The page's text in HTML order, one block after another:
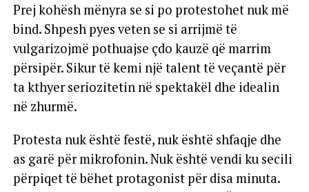
Prej kohësh mënyra se si po protestohet nuk më
bind. Shpesh pyes veten se si arrijmë të
vulgarizojmë pothuajse çdo kauzë që marrim
përsipër. Sikur të kemi një talent të veçantë për
ta kthyer seriozitetin në spektakël dhe idealin
në zhurmë.
Protesta nuk është festë, nuk është shfaqje dhe
as garë për mikrofonin. Nuk është vendi ku secili
përpiqet të bëhet protagonist për disa minuta.